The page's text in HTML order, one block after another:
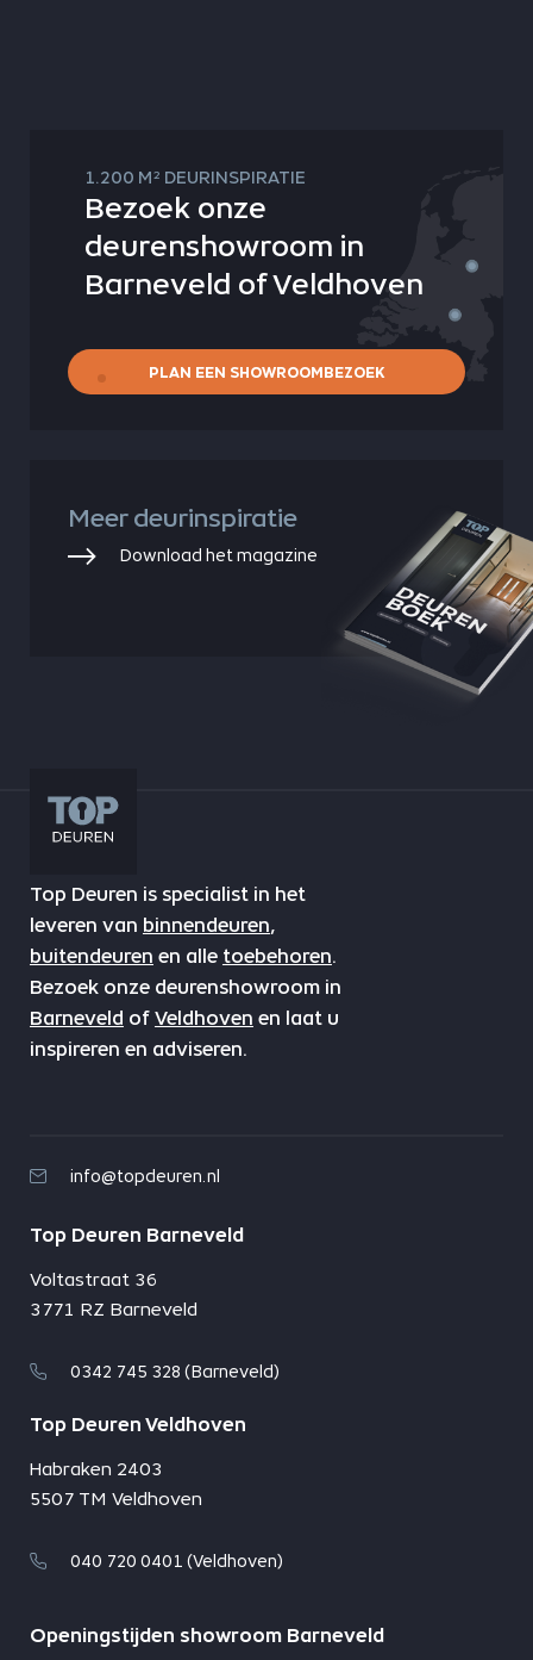
Meer deurinspiratie
Download het magazine
1.200 M2 DEURINSPIRATIE
Bezoek onze
deurenshowroom in
Barneveld of Veldhoven
PLAN EEN SHOWROOMBEZOEK
Top Deuren is specialist in het
leveren van binnendeuren,
buitendeuren en alle toebehoren.
Bezoek onze deurenshowroom in
Barneveld of Veldhoven en laat u
inspireren en adviseren.
info@topdeuren.nl
Top Deuren Barneveld
Voltastraat 36
3771 RZ Barneveld
0342 745 328 (Barneveld)
Top Deuren Veldhoven
Habraken 2403
5507 TM Veldhoven
040 720 0401 (Veldhoven)
Openingstijden showroom Barneveld